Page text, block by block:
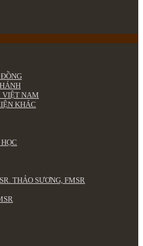
VIỆT NAM
KHÁC
THẢO SƯƠNG, FMSR